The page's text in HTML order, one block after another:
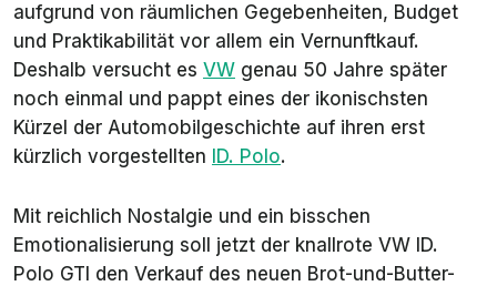
aufgrund von räumlichen Gegebenheiten, Budget
und Praktikabilität vor allem ein Vernunftkauf.
Deshalb versucht es VW genau 50 Jahre später
noch einmal und pappt eines der ikonischsten
Kürzel der Automobilgeschichte auf ihren erst
kürzlich vorgestellten ID. Polo.
Mit reichlich Nostalgie und ein bisschen
Emotionalisierung soll jetzt der knallrote VW ID.
Polo GTI den Verkauf des neuen Brot-und-Butter-